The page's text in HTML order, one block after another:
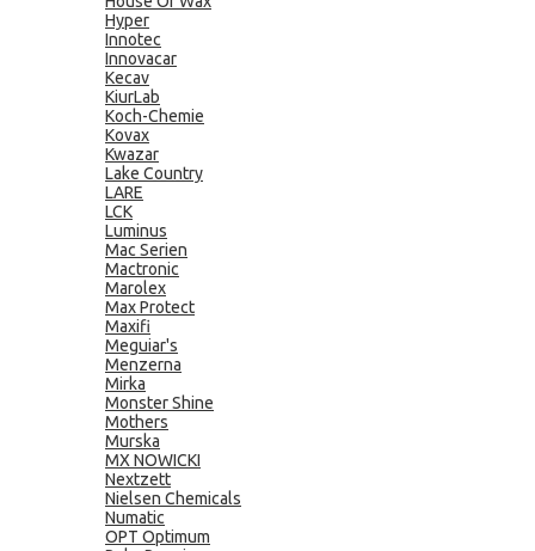
Hyper
Innotec
Innovacar
Kecav
KiurLab
Koch-Chemie
Kovax
Kwazar
Lake Country
LARE
LCK
Luminus
Mac Serien
Mactronic
Marolex
Max Protect
Maxifi
Meguiar's
Menzerna
Mirka
Monster Shine
Mothers
Murska
MX NOWICKI
Nextzett
Nielsen Chemicals
Numatic
OPT Optimum